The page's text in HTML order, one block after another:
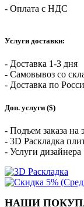
- Оплата с НДС
Услуги доставки:
- Доставка 1-3 дня
- Самовывоз со
- Доставка по
Доп. услуги ($)
- Подъем заказа на
- 3D Раскладка
- Услуги дизайнера
НАШИ